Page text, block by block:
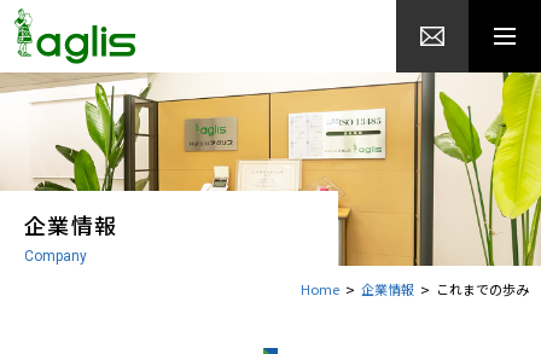
企業情報
Company
Home 企業情報 これまでの歩み